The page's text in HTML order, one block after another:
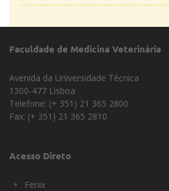
Faculdade de Medicina Veterinária
Avenida da Universidade Técnica
1300-477 Lisboa
Telefone: (+ 351) 21 365 2800
Fax: (+ 351) 21 365 2810
Acesso Direto
Fenix